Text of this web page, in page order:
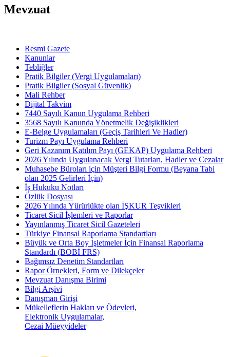
Mevzuat
Resmi Gazete
Kanunlar
Tebliğler
Pratik Bilgiler (Vergi Uygulamaları)
Pratik Bilgiler (Sosyal Güvenlik)
Mali Rehber
Dijital Takvim
7440 Sayılı Kanun Uygulama Rehberi
3568 Sayılı Kanunda Yönetmelik Değişiklikleri
E-Belge Uygulamaları (Geçiş Tarihleri Ve Hadler)
Turizm Payı Uygulama Rehberi
Geri Kazanım Katılım Payı (GEKAP) Uygulama Rehberi
2026 Yılında Uygulanacak Vergi Tutarları, Hadler ve Cezalar
Muhasebe Büroları için Müşteri Bilgi Formu (Beyana Tabi
olan 2025 Gelirleri İçin)
İş Hukuku Notları
Özlük Dosyası
2026 Yılında Yürürlükte olan İŞKUR Teşvikleri
Ticaret Sicil İşlemleri ve Raporlar
Yayınlanmış Ticaret Sicil Gazeteleri
Türkiye Finansal Raporlama Standartları
Büyük ve Orta Boy İşletmeler İçin Finansal Raporlama
Standardı (BOBİ FRS)
Bağımsız Denetim Standartları
Rapor Örnekleri, Form ve Dilekçeler
Mevzuat Danışma Birimi
Bilgi Arşivi
Danışman Girişi
Mükelleflerin Hakları ve Ödevleri,
Elektronik Uygulamalar,
Cezai Müeyyideler